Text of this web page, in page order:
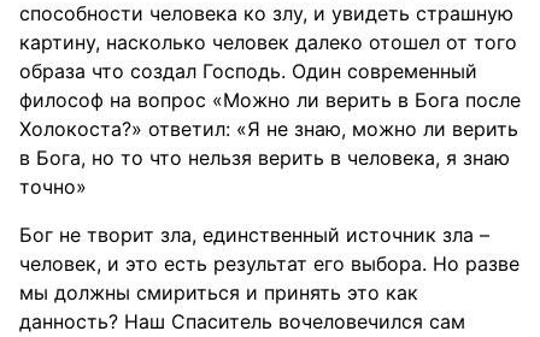
способности человека ко злу, и увидеть страшную
картину, насколько человек далеко отошел от того
образа что создал Господь. Один современный
философ на вопрос «Можно ли верить в Бога после
Холокоста?» ответил: «Я не знаю, можно ли верить
в Бога, но то что нельзя верить в человека, я знаю
точно»
Бог не творит зла, единственный источник зла –
человек, и это есть результат его выбора. Но разве
мы должны смириться и принять это как
данность? Наш Спаситель вочеловечился сам